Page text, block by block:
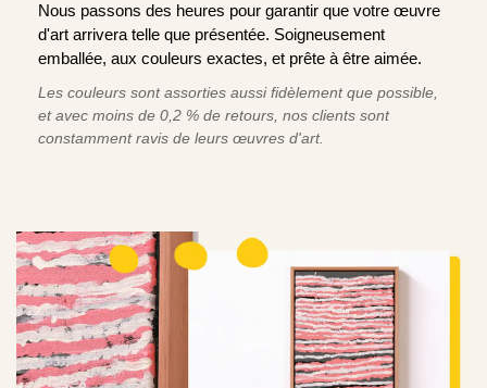
Nous passons des heures pour garantir que votre œuvre
d'art arrivera telle que présentée. Soigneusement
emballée, aux couleurs exactes, et prête à être aimée.
Les couleurs sont assorties aussi fidèlement que possible,
et avec moins de 0,2 % de retours, nos clients sont
constamment ravis de leurs œuvres d'art.